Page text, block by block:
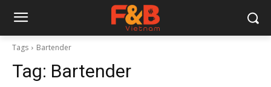
Tags Bartender
Tag: Bartender